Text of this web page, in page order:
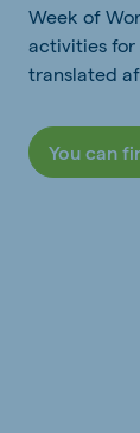
Week of
activities for
translated
You can